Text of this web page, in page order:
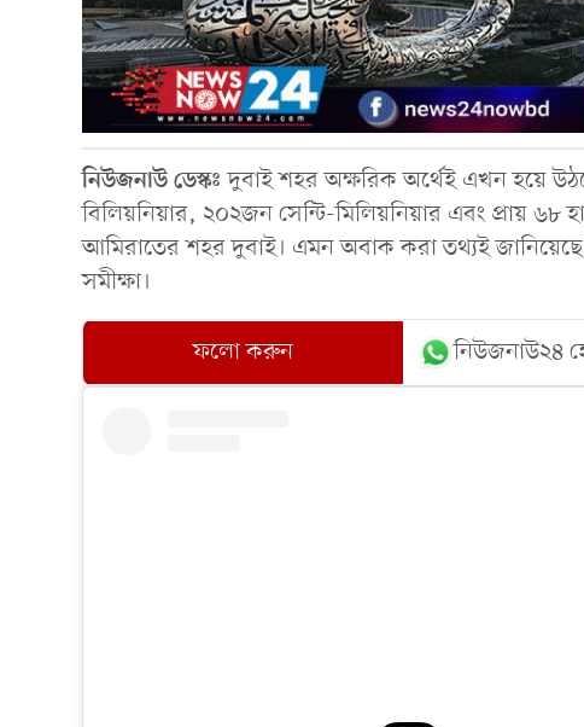
নিউজনাউ ডেস্কঃ দুবাই শহর অক্ষরিক অর্থেই এখন হয়ে
বিলিয়নিয়ার, ২০২জন সেন্টি-মিলিয়নিয়ার এবং প্রায়
আমিরাতের শহর দুবাই। এমন অবাক করা তথ্যই জানিয়েছে
সমীক্ষা।
ফলো করুন নিউজনাউ২৪